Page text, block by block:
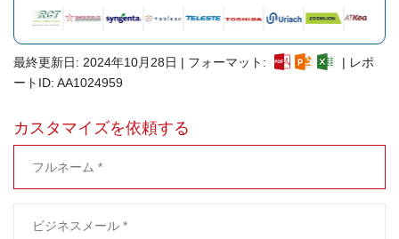
最終更新日: 2024年10月28日 | フォーマット:
| レポ
ートID: AA1024959
カスタマイズを依頼する